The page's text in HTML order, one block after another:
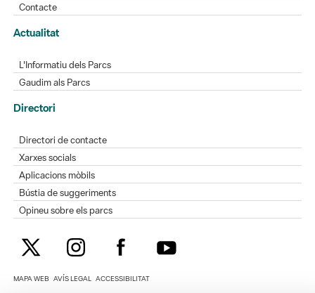
Contacte
Actualitat
L'Informatiu dels Parcs
Gaudim als Parcs
Directori
Directori de contacte
Xarxes socials
Aplicacions mòbils
Bústia de suggeriments
Opineu sobre els parcs
MAPA WEB AVÍS LEGAL ACCESSIBILITAT